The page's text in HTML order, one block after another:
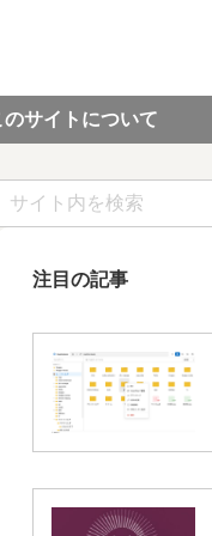
のサイトについて
注目の記事